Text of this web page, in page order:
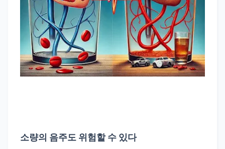
소량의 음주도 위험할 수 있다